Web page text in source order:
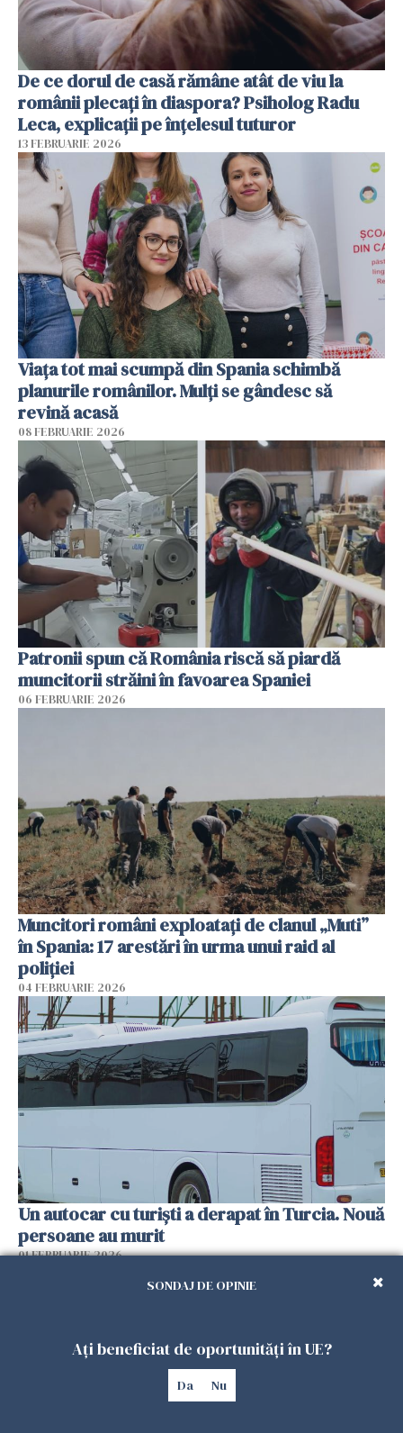
De ce dorul de casă rămâne atât de viu la
românii plecați în diaspora? Psiholog Radu
Leca, explicații pe înțelesul tuturor
13 FEBRUARIE 2026
Viața tot mai scumpă din Spania schimbă
planurile românilor. Mulți se gândesc să
revină acasă
08 FEBRUARIE 2026
Patronii spun că România riscă să piardă
muncitorii străini în favoarea Spaniei
06 FEBRUARIE 2026
Muncitori români exploatați de clanul „Muti”
în Spania: 17 arestări în urma unui raid al
poliției
04 FEBRUARIE 2026
Un autocar cu turiști a derapat în Turcia. Nouă
persoane au murit
01 FEBRUARIE 2026
SONDAJ DE OPINIE
Ați beneficiat de oportunități în UE?
Da Nu